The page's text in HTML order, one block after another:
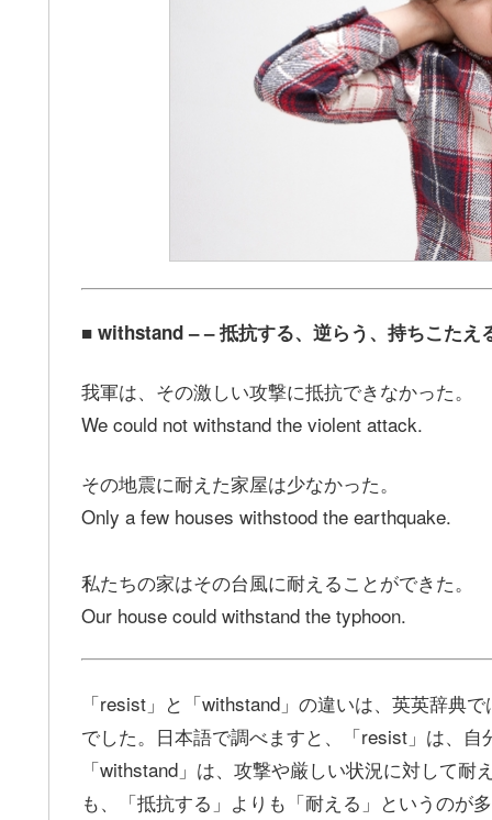
■ withstand – – 抵抗する、逆らう、持ちこたえ
我軍は、その激しい攻撃に抵抗できなかった。
We could not withstand the violent attack.
その地震に耐えた家屋は少なかった。
Only a few houses withstood the earthquake.
私たちの家はその台風に耐えることができた。
Our house could withstand the typhoon.
「resist」と「withstand」の違いは、英英辞典
でした。日本語で調べますと、「resist」は、
「withstand」は、攻撃や厳しい状況に対して
も、「抵抗する」よりも「耐える」というのが